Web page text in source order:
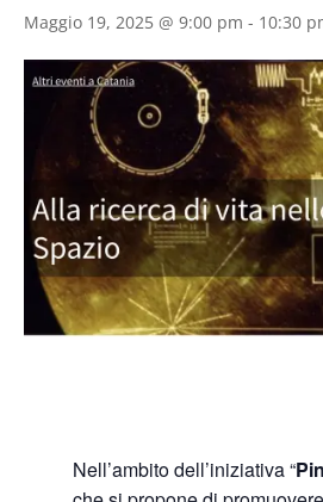
Maggio 19, 2025 @ 9:00 pm - 10:30
Nell’ambito dell’iniziativa “